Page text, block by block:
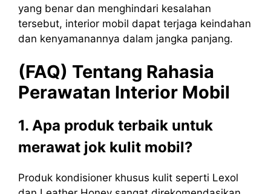
yang benar dan menghindari kesalahan
tersebut, interior mobil dapat terjaga keindahan
dan kenyamanannya dalam jangka panjang.
(FAQ) Tentang Rahasia
Perawatan Interior Mobil
1. Apa produk terbaik untuk
merawat jok kulit mobil?
Produk kondisioner khusus kulit seperti Lexol